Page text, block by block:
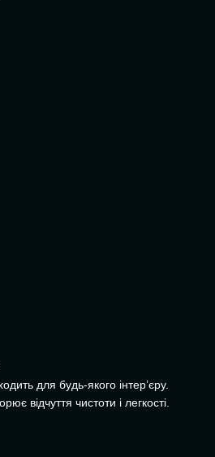
для будь-якого інтер’єру.
відчуття чистоти і легкості.